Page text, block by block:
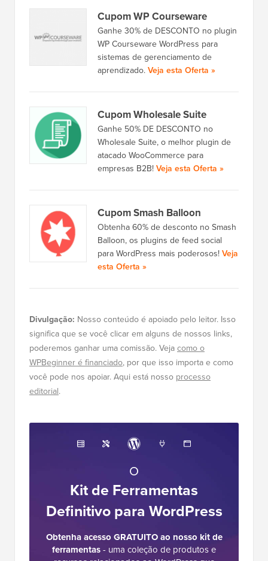
Cupom WP Courseware
Ganhe 30% de DESCONTO no plugin
WP Courseware WordPress para
sistemas de gerenciamento de
aprendizado.Veja esta Oferta »
Cupom Wholesale Suite
Ganhe 50% DE DESCONTO no
Wholesale Suite, o melhor plugin de
atacado WooCommerce para
empresas B2B!Veja esta Oferta »
Cupom Smash Balloon
Obtenha 60% de desconto no Smash
Balloon, os plugins de feed social
para WordPress mais poderosos!Veja
esta Oferta »
Divulgação: Nosso conteúdo é apoiado pelo leitor. Isso
significa que se você clicar em alguns de nossos links,
poderemos ganhar uma comissão. Vejacomo o
WPBeginner é financiado, por que isso importa e como
você pode nos apoiar. Aqui está nosso processo
editorial.
O
Kit de Ferramentas
Definitivo para WordPress
Obtenha acesso GRATUITO ao nosso kit de
ferramentas- uma coleção de produtos e